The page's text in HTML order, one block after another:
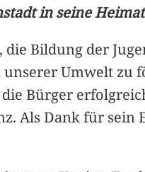
in seine
Bildung der
Umwelt zu
Bürger
Als Dank für sein